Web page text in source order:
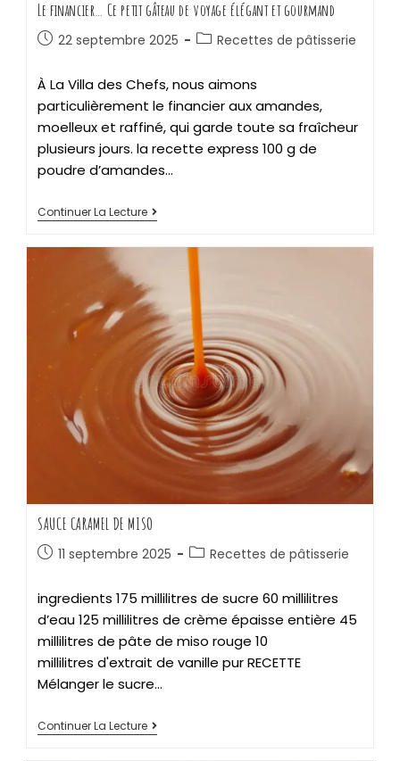
Le financier… Ce petit gâteau de voyage élégant et gourmand
22 septembre 2025 Recettes de pâtisserie
À La Villa des Chefs, nous aimons
particulièrement le financier aux amandes,
moelleux et raffiné, qui garde toute sa fraîcheur
plusieurs jours. la recette express 100 g de
poudre d’amandes…
Continuer La Lecture
SAUCE CARAMEL DE MISO
11 septembre 2025 Recettes de pâtisserie
ingredients 175 millilitres de sucre 60 millilitres
d’eau 125 millilitres de crème épaisse entière 45
millilitres de pâte de miso rouge 10
millilitres d'extrait de vanille pur RECETTE
Mélanger le sucre…
Continuer La Lecture